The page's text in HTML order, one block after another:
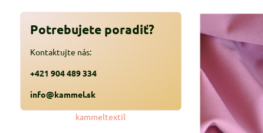
Potrebujete poradiť?
Kontaktujte nás:
+421 904 489 334
info@kammel.sk
kammeltextil